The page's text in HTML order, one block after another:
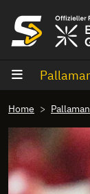
Home